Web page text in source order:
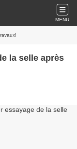
MENU
la selle après